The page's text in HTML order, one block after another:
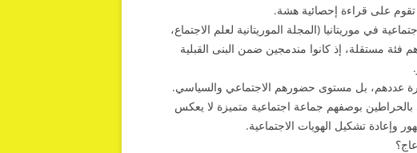
على قراءة إحصائية هشة.
في موريتانيا (المجلة الموريتانية لعلم الاجتماع،
فئة مستقلة، إذ كانوا مندمجين ضمن البنى القبلية
عددهم، بل مستوى حضورهم الاجتماعي والسياسي.
التدريجي بالحراطين بوصفهم جماعة اجتماعية متميزة لا يعكس
وإعادة تشكيل الهويات الاجتماعية.